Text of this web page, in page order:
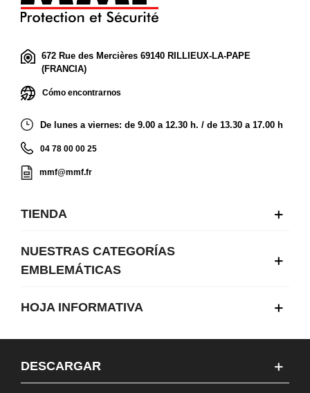
672 Rue des Mercières 69140 RILLIEUX-LA-PAPE
(FRANCIA)
Cómo encontrarnos
De lunes a viernes: de 9.00 a 12.30 h. / de 13.30 a 17.00 h
04 78 00 00 25
mmf@mmf.fr
TIENDA
NUESTRAS CATEGORÍAS
EMBLEMÁTICAS
HOJA INFORMATIVA
DESCARGAR